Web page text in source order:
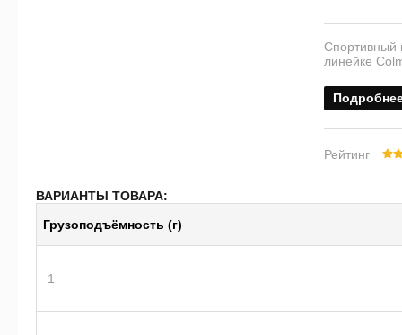
Спортивный
линейке
Рейтинг
ВАРИАНТЫ ТОВАРА:
Грузоподъёмность (г)
1